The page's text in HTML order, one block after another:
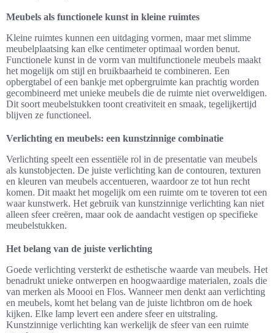
Meubels als functionele kunst in kleine ruimtes
Kleine ruimtes kunnen een uitdaging vormen, maar met slimme
meubelplaatsing kan elke centimeter optimaal worden benut.
Functionele kunst in de vorm van multifunctionele meubels maakt
het mogelijk om stijl en bruikbaarheid te combineren. Een
opbergtabel of een bankje met opbergruimte kan prachtig worden
gecombineerd met unieke meubels die de ruimte niet overweldigen.
Dit soort meubelstukken toont creativiteit en smaak, tegelijkertijd
blijven ze functioneel.
Verlichting en meubels: een kunstzinnige combinatie
Verlichting speelt een essentiële rol in de presentatie van meubels
als kunstobjecten. De juiste verlichting kan de contouren, texturen
en kleuren van meubels accentueren, waardoor ze tot hun recht
komen. Dit maakt het mogelijk om een ruimte om te toveren tot een
waar kunstwerk. Het gebruik van kunstzinnige verlichting kan niet
alleen sfeer creëren, maar ook de aandacht vestigen op specifieke
meubelstukken.
Het belang van de juiste verlichting
Goede verlichting versterkt de esthetische waarde van meubels. Het
benadrukt unieke ontwerpen en hoogwaardige materialen, zoals die
van merken als Moooi en Flos. Wanneer men denkt aan verlichting
en meubels, komt het belang van de juiste lichtbron om de hoek
kijken. Elke lamp levert een andere sfeer en uitstraling.
Kunstzinnige verlichting kan werkelijk de sfeer van een ruimte